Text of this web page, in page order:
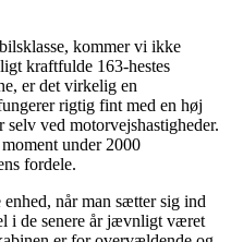
kommer vi ikke
kraftfulde 163-hestes
er det virkelig en
rigtig fint med en høj
ved motorvejshastigheder.
under 2000
fordele.
når man sætter sig ind
i de senere år jævnligt været